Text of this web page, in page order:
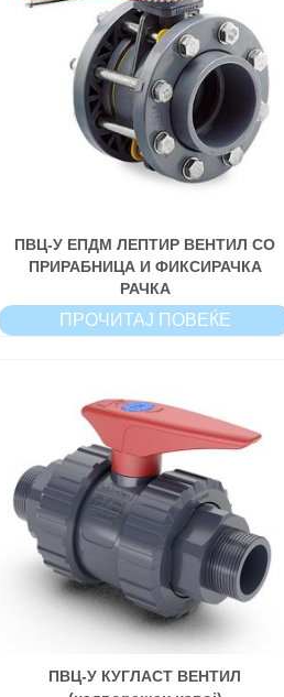
ПВЦ-У ЕПДМ ЛЕПТИР ВЕНТИЛ СО
ПРИРАБНИЦА И ФИКСИРАЧКА
РАЧКА
ПРОЧИТАЈ ПОВЕЌЕ
ПВЦ-У КУГЛАСТ ВЕНТИЛ